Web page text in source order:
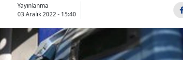
Bilecik
Yayınlanma
03 Aralık 2022 - 15:40